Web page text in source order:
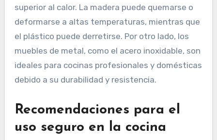
superior al calor. La madera puede quemarse o
deformarse a altas temperaturas, mientras que
el plástico puede derretirse. Por otro lado, los
muebles de metal, como el acero inoxidable, son
ideales para cocinas profesionales y domésticas
debido a su durabilidad y resistencia.
Recomendaciones para el
uso seguro en la cocina